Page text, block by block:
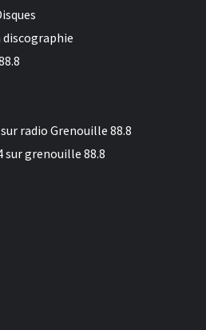
discographie
radio Grenouille 88.8
sur grenouille 88.8